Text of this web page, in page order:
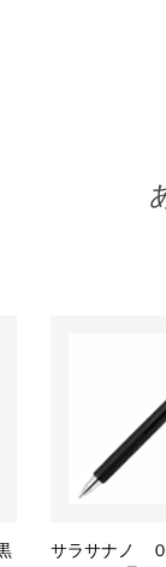
サラサナノ